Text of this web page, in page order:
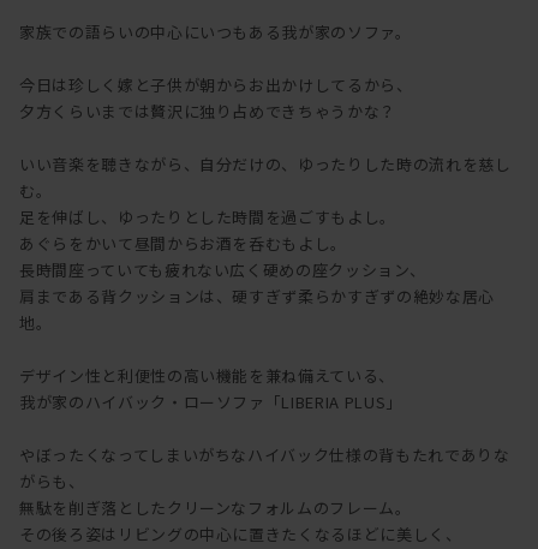
家族での語らいの中心にいつもある我が家のソファ。
今日は珍しく嫁と子供が朝からお出かけしてるから、
夕方くらいまでは贅沢に独り占めできちゃうかな？
いい音楽を聴きながら、自分だけの、ゆったりした時の流れを慈し
む。
足を伸ばし、ゆったりとした時間を過ごすもよし。
あぐらをかいて昼間からお酒を呑むもよし。
長時間座っていても疲れない広く硬めの座クッション、
肩まである背クッションは、硬すぎず柔らかすぎずの絶妙な居心
地。
デザイン性と利便性の高い機能を兼ね備えている、
我が家のハイバック・ローソファ「LIBERIA PLUS」
やぼったくなってしまいがちなハイバック仕様の背もたれでありな
がらも、
無駄を削ぎ落としたクリーンなフォルムのフレーム。
その後ろ姿はリビングの中心に置きたくなるほどに美しく、